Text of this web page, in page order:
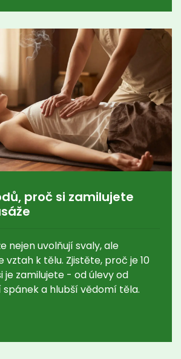
proč si zamilujete
nejen uvolňují svaly, ale
vztah k tělu. Zjistěte, proč je 10
je zamilujete - od úlevy od
a hlubší vědomí těla.